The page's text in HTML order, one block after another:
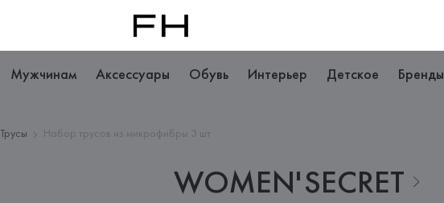
Мужчинам Аксессуары Обувь Интерьер Детское Бренды
Трусы Набор трусов из микрофибры 3 шт
WOMEN'SECRET